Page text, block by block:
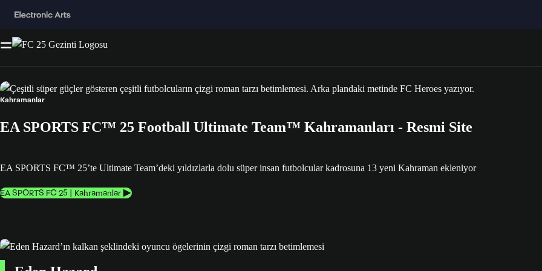
Kahramanlar
EA SPORTS FC™ 25 Football Ultimate Team™ Kahramanları - Resmi Site
EA SPORTS FC™ 25’te Ultimate Team’deki yıldızlarla dolu süper insan futbolcular kadrosuna 13 yeni Kahraman ekleniyor
EA SPORTS FC 25 | Kahramanlar